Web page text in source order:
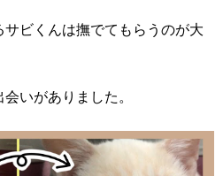
ビくんは撫でてもらうのが大
いがありました。